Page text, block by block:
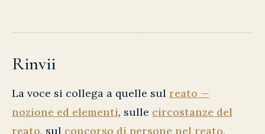
Rinvii
La voce si collega a quelle sul reato —
nozione ed elementi, sulle circostanze del
reato, sul concorso di persone nel reato,